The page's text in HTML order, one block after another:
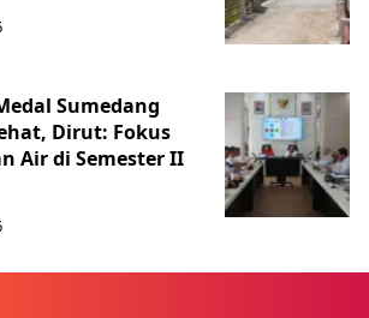
Sumedang
Dirut: Fokus
Air di Semester II